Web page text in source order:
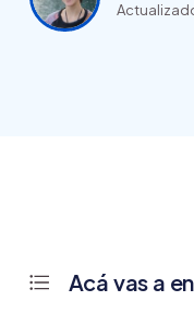
Acá vas a